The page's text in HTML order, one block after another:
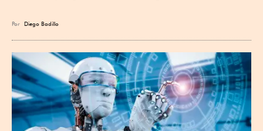
Por Diego Badillo